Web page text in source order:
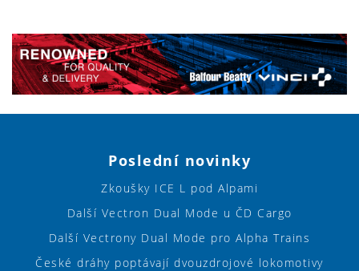
Poslední novinky
Zkoušky ICE L pod Alpami
Další Vectron Dual Mode u ČD Cargo
Další Vectrony Dual Mode pro Alpha Trains
České dráhy poptávají dvouzdrojové lokomotivy